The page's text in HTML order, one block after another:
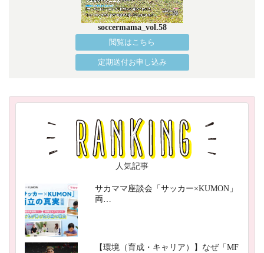
soccermama_vol.58
閲覧はこちら
定期送付お申し込み
人気記事
サカママ座談会「サッカー×KUMON」
両…
【環境（育成・キャリア）】なぜ「MF